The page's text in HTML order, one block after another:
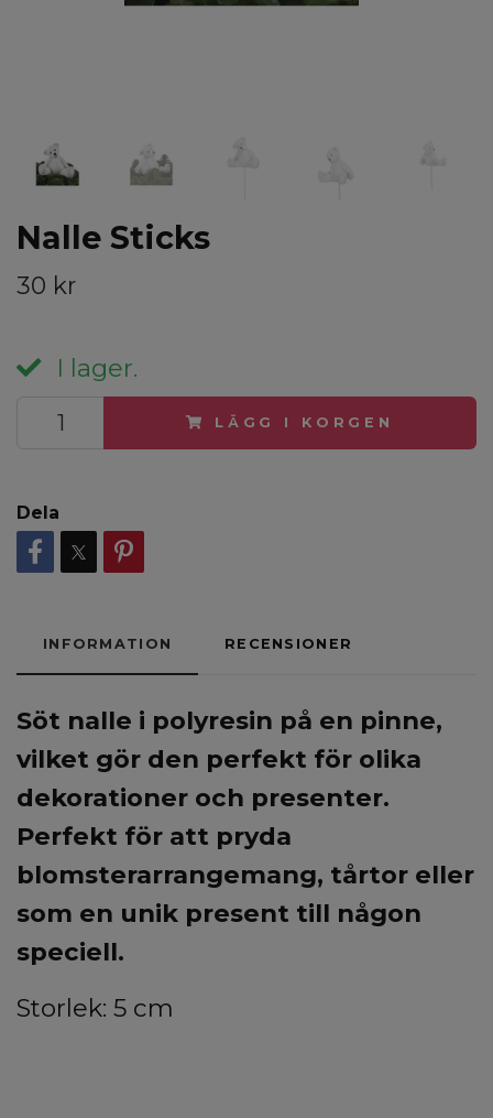
Nalle Sticks
30 kr
I lager.
LÄGG I KORGEN
Dela
INFORMATION RECENSIONER
Söt nalle i polyresin på en pinne,
vilket gör den perfekt för olika
dekorationer och presenter.
Perfekt för att pryda
blomsterarrangemang, tårtor eller
som en unik present till någon
speciell.
Storlek: 5 cm